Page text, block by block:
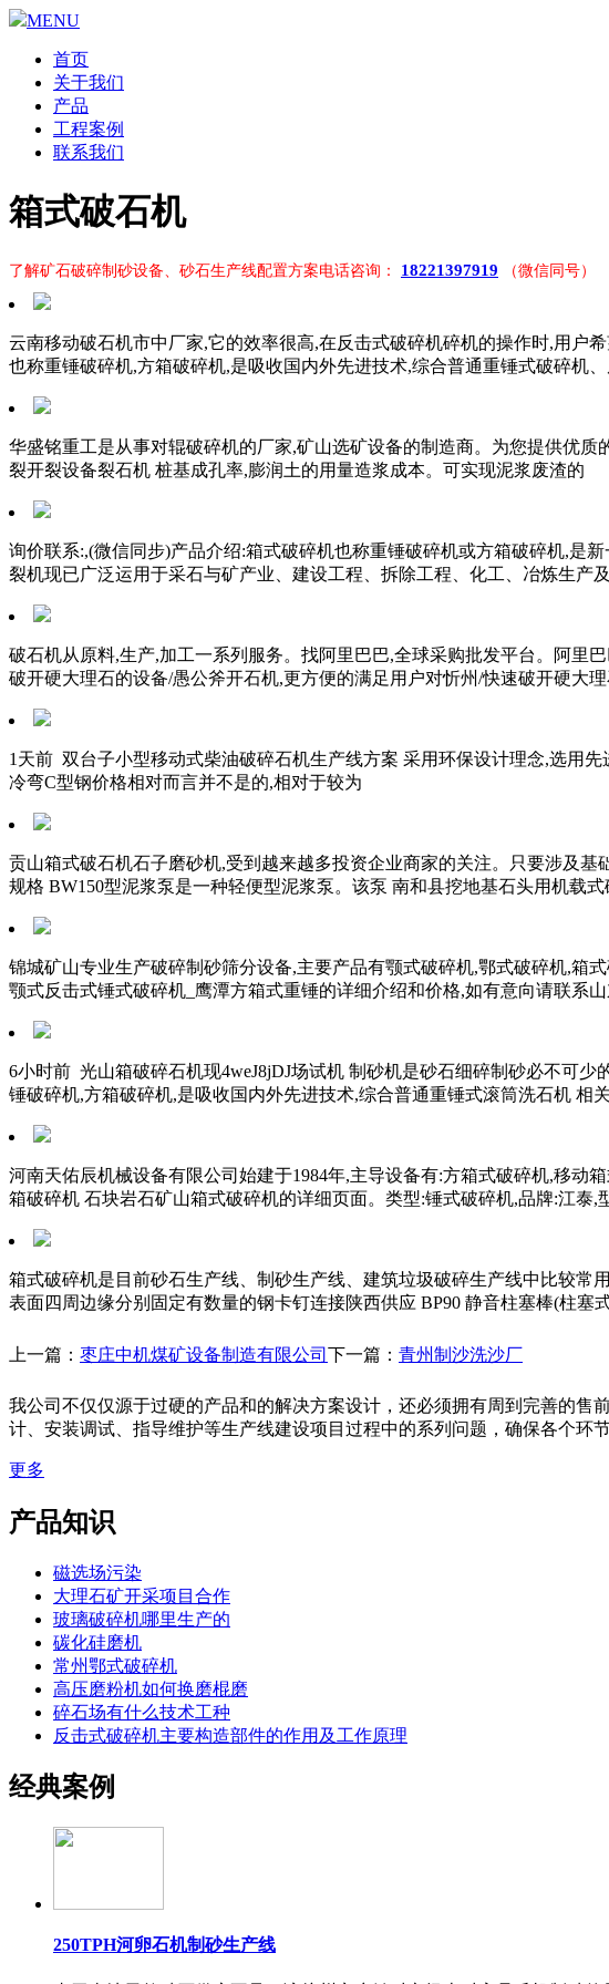
MENU
首页
关于我们
产品
工程案例
联系我们
箱式破石机
了解矿石破碎制砂设备、砂石生产线配置方案电话咨询： 18221397919 （微信同号）
云南移动破石机市中厂家,它的效率很高,在反击式破碎机碎机的操作时,用户
也称重锤破碎机,方箱破碎机,是吸收国内外先进技术,综合普通重锤式破碎机
华盛铭重工是从事对辊破碎机的厂家,矿山选矿设备的制造商。为您提供优
裂开裂设备裂石机 桩基成孔率,膨润土的用量造浆成本。可实现泥浆废渣的
询价联系:,(微信同步)产品介绍:箱式破碎机也称重锤破碎机或方箱破碎机,是
裂机现已广泛运用于采石与矿产业、建设工程、拆除工程、化工、冶炼生产
破石机从原料,生产,加工一系列服务。找阿里巴巴,全球采购批发平台。阿里
破开硬大理石的设备/愚公斧开石机,更方便的满足用户对忻州/快速破开硬大
1天前 双台子小型移动式柴油破碎石机生产线方案 采用环保设计理念,选用
冷弯C型钢价格相对而言并不是的,相对于较为
贡山箱式破石机石子磨砂机,受到越来越多投资企业商家的关注。只要涉及
规格 BW150型泥浆泵是一种轻便型泥浆泵。该泵 南和县挖地基石头用机载
锦城矿山专业生产破碎制砂筛分设备,主要产品有颚式破碎机,鄂式破碎机,箱
颚式反击式锤式破碎机_鹰潭方箱式重锤的详细介绍和价格,如有意向请联系
6小时前 光山箱破碎石机现4weJ8jDJ场试机 制砂机是砂石细碎制砂必不可
锤破碎机,方箱破碎机,是吸收国内外先进技术,综合普通重锤式滚筒洗石机 相
河南天佑辰机械设备有限公司始建于1984年,主导设备有:方箱式破碎机,移动
箱破碎机 石块岩石矿山箱式破碎机的详细页面。类型:锤式破碎机,品牌:江泰,
箱式破碎机是目前砂石生产线、制砂生产线、建筑垃圾破碎生产线中比较
表面四周边缘分别固定有数量的钢卡钉连接陕西供应 BP90 静音柱塞棒(柱
上一篇： 枣庄中机煤矿设备制造有限公司 下一篇： 青州制沙洗沙厂
我公司不仅仅源于过硬的产品和的解决方案设计，还必须拥有周到完善的
计、安装调试、指导维护等生产线建设项目过程中的系列问题，确保各个环
更多
产品知识
磁选场污染
大理石矿开采项目合作
玻璃破碎机哪里生产的
碳化硅磨机
常州鄂式破碎机
高压磨粉机如何换磨棍磨
碎石场有什么技术工种
反击式破碎机主要构造部件的作用及工作原理
经典案例
250TPH河卵石机制砂生产线